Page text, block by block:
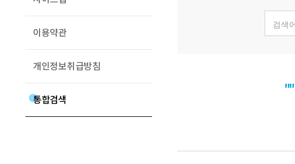
이용약관
개인정보취급방침
통합검색
""